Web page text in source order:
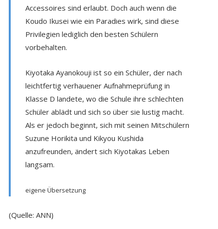
Accessoires sind erlaubt. Doch auch wenn die
Koudo Ikusei wie ein Paradies wirk, sind diese
Privilegien lediglich den besten Schülern
vorbehalten.
Kiyotaka Ayanokouji ist so ein Schüler, der nach
leichtfertig verhauener Aufnahmeprüfung in
Klasse D landete, wo die Schule ihre schlechten
Schüler ablädt und sich so über sie lustig macht.
Als er jedoch beginnt, sich mit seinen Mitschülern
Suzune Horikita und Kikyou Kushida
anzufreunden, ändert sich Kiyotakas Leben
langsam.
eigene Übersetzung
(Quelle: ANN)